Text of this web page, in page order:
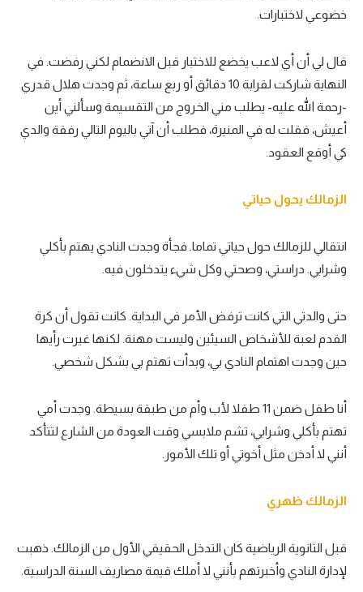
خضوعي لاختبارات.
قال لي أن أي لاعب يخضع للاختبار قبل الانضمام لكني رفضت. في
النهاية شاركت لقرابة 10 دقائق أو ربع ساعة، ثم وجدت هلال قدري
-رحمة الله عليه- يطلب مني الخروج من التقسيمة وسألني أين
أعيش، فقلت له في المنيرة، فطلب أن آتي باليوم التالي رفقة والدي
كي أوقع العقود.
الزمالك يحول حياتي
انتقالي للزمالك حول حياتي تماما. فجأة وجدت النادي يهتم بأكلي
وشرابي. دراستي، وصحتي وكل شيء يتدخلون فيه.
حتى والدتي التي كانت ترفض الأمر في البداية. كانت تقول أن كرة
القدم لعبة للأشخاص السيئين وليست مهنة. لكنها غيرت رأيها
حين وجدت اهتمام النادي بي، وبدأت تهتم بي بشكل شخصي.
أنا طفل ضمن 11 طفلا لأب وأم من طبقة بسيطة. وجدت أمي
تهتم بأكلي وشرابي، تشم ملابسي وقت العودة من الشارع لتتأكد
أنني لا أدخن مثل أخوتي أو تلك الأمور.
الزمالك ظهري
قبل الثانوية الرياضية كان التدخل الحقيقي الأول من الزمالك. ذهبت
لإدارة النادي وأخبرتهم بأنني لا أملك قيمة مصاريف السنة الدراسية.